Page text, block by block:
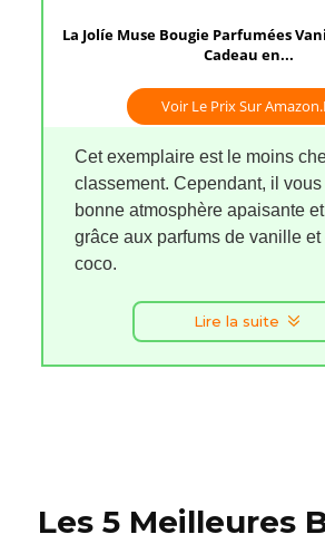
La Jolíe Muse Bougie Parfumées
Cadeau en...
Voir Le Prix Sur
Cet exemplaire est le moins
classement. Cependant, il
bonne atmosphère apaisante
grâce aux parfums de vanille
coco.
Lire la suite
Les 5 Meilleures